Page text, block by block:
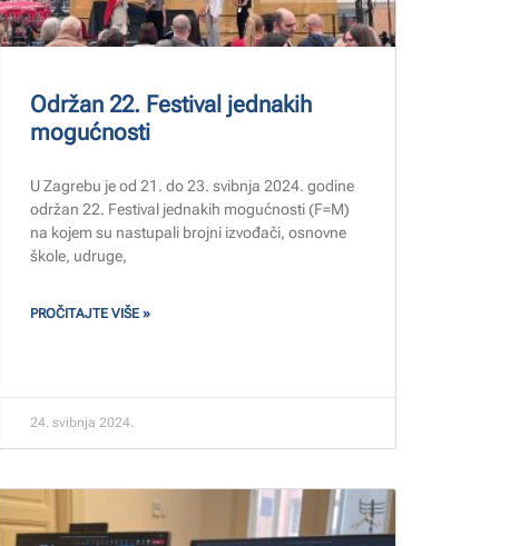
Održan 22. Festival jednakih
mogućnosti
U Zagrebu je od 21. do 23. svibnja 2024. godine
održan 22. Festival jednakih mogućnosti (F=M)
na kojem su nastupali brojni izvođači, osnovne
škole, udruge,
PROČITAJTE VIŠE »
24. svibnja 2024.